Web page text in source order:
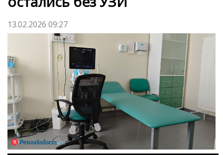
13.02.2026 09:27